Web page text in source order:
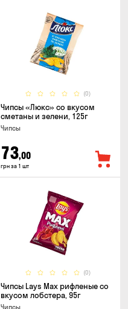
(0)
Чипсы «Люкс» со вкусом
сметаны и зелени, 125г
Чипсы
73,00
грн за 1 шт
(0)
Чипсы Lays Max рифленые со
вкусом лобстера, 95г
Чипсы